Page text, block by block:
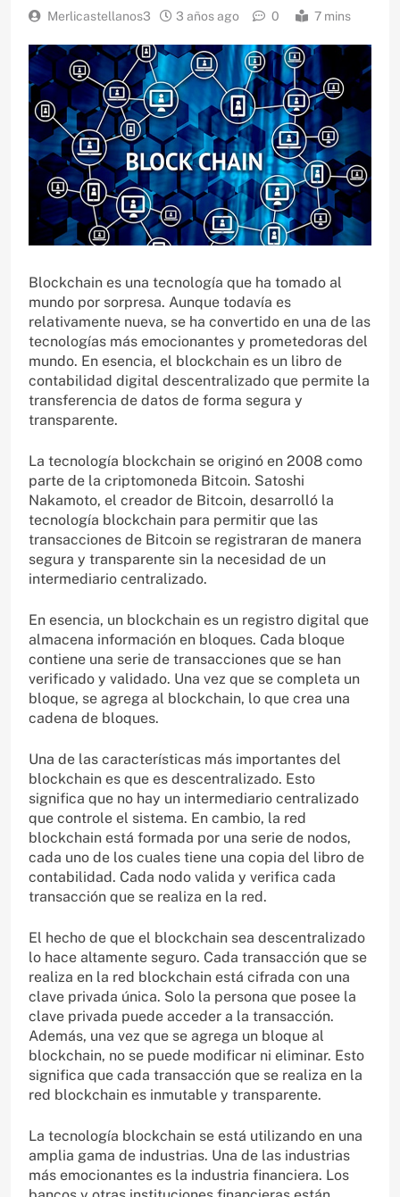
Merlicastellanos3 3 años ago 0 7 mins
Blockchain es una tecnología que ha tomado al
mundo por sorpresa. Aunque todavía es
relativamente nueva, se ha convertido en una de las
tecnologías más emocionantes y prometedoras del
mundo. En esencia, el blockchain es un libro de
contabilidad digital descentralizado que permite la
transferencia de datos de forma segura y
transparente.
La tecnología blockchain se originó en 2008 como
parte de la criptomoneda Bitcoin. Satoshi
Nakamoto, el creador de Bitcoin, desarrolló la
tecnología blockchain para permitir que las
transacciones de Bitcoin se registraran de manera
segura y transparente sin la necesidad de un
intermediario centralizado.
En esencia, un blockchain es un registro digital que
almacena información en bloques. Cada bloque
contiene una serie de transacciones que se han
verificado y validado. Una vez que se completa un
bloque, se agrega al blockchain, lo que crea una
cadena de bloques.
Una de las características más importantes del
blockchain es que es descentralizado. Esto
significa que no hay un intermediario centralizado
que controle el sistema. En cambio, la red
blockchain está formada por una serie de nodos,
cada uno de los cuales tiene una copia del libro de
contabilidad. Cada nodo valida y verifica cada
transacción que se realiza en la red.
El hecho de que el blockchain sea descentralizado
lo hace altamente seguro. Cada transacción que se
realiza en la red blockchain está cifrada con una
clave privada única. Solo la persona que posee la
clave privada puede acceder a la transacción.
Además, una vez que se agrega un bloque al
blockchain, no se puede modificar ni eliminar. Esto
significa que cada transacción que se realiza en la
red blockchain es inmutable y transparente.
La tecnología blockchain se está utilizando en una
amplia gama de industrias. Una de las industrias
más emocionantes es la industria financiera. Los